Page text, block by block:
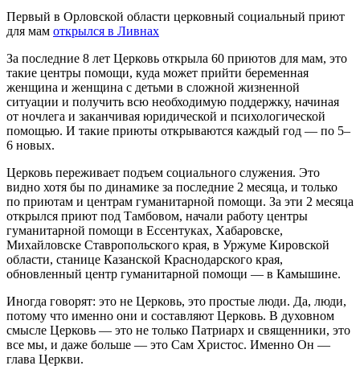
Первый в Орловской области церковный социальный приют
для мам открылся в Ливнах
За последние 8 лет Церковь открыла 60 приютов для мам, это
такие центры помощи, куда может прийти беременная
женщина и женщина с детьми в сложной жизненной
ситуации и получить всю необходимую поддержку, начиная
от ночлега и заканчивая юридической и психологической
помощью. И такие приюты открываются каждый год — по 5–
6 новых.
Церковь переживает подъем социального служения. Это
видно хотя бы по динамике за последние 2 месяца, и только
по приютам и центрам гуманитарной помощи. За эти 2 месяца
открылся приют под Тамбовом, начали работу центры
гуманитарной помощи в Ессентуках, Хабаровске,
Михайловске Ставропольского края, в Уржуме Кировской
области, станице Казанской Краснодарского края,
обновленный центр гуманитарной помощи — в Камышине.
Иногда говорят: это не Церковь, это простые люди. Да, люди,
потому что именно они и составляют Церковь. В духовном
смысле Церковь — это не только Патриарх и священники, это
все мы, и даже больше — это Сам Христос. Именно Он —
глава Церкви.